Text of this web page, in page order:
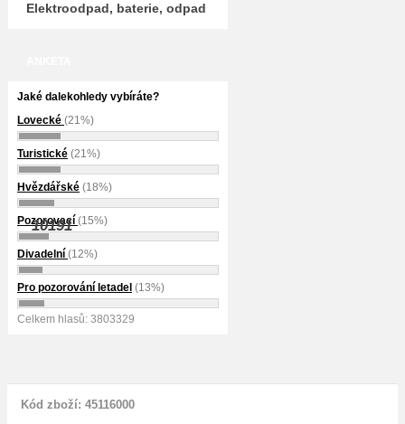
Elektroodpad, baterie, odpad
Jaké dalekohledy vybíráte?
Lovecké (21%)
Turistické (21%)
Hvězdářské (18%)
Pozorovací (15%)
Divadelní (12%)
Pro pozorování letadel (13%)
Celkem hlasů: 3803329
10191
Kód zboží: 45116000